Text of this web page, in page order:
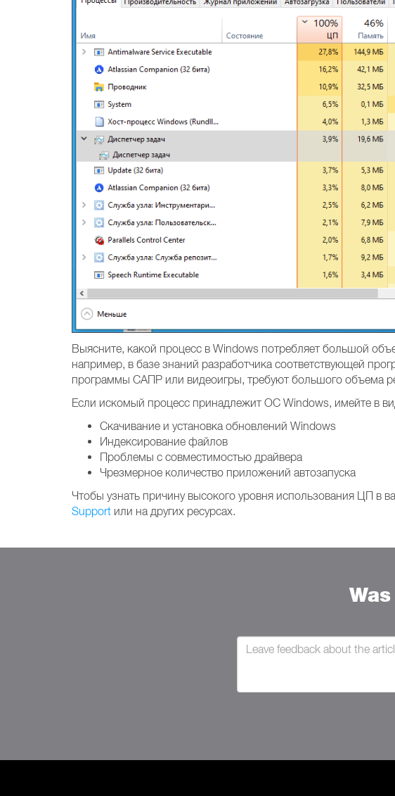
Выясните, какой процесс в Windows потребляет большой
например, в базе знаний разработчика соответствующей
программы САПР или видеоигры, требуют большого объема
Если искомый процесс принадлежит ОС Windows, имейте в
Скачивание и установка обновлений Windows
Индексирование файлов
Проблемы с совместимостью драйвера
Чрезмерное количество приложений автозапуска
Чтобы узнать причину высокого уровня использования ЦП
Support или на других ресурсах.